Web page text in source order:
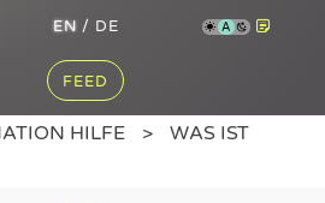
FEED
EN / DE A
HILFE
WAS IST